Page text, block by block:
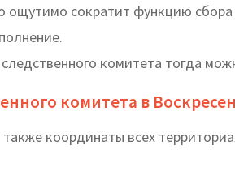
ощутимо сократит функцию
комитета тогда
комитета в
координаты всех